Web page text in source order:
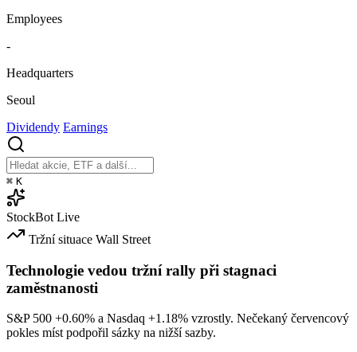
Employees
-
Headquarters
Seoul
Dividendy Earnings
⌘ K
StockBot Live
Tržní situace Wall Street
Technologie vedou tržní rally při stagnaci
zaměstnanosti
S&P 500 +0.60% a Nasdaq +1.18% vzrostly. Nečekaný červencový
pokles míst podpořil sázky na nižší sazby.